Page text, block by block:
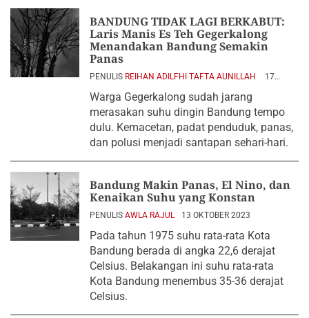
BANDUNG TIDAK LAGI BERKABUT:
Laris Manis Es Teh Gegerkalong
Menandakan Bandung Semakin
Panas
PENULIS REIHAN ADILFHI TAFTA AUNILLAH
17
Warga Gegerkalong sudah jarang
merasakan suhu dingin Bandung tempo
dulu. Kemacetan, padat penduduk, panas,
dan polusi menjadi santapan sehari-hari.
Bandung Makin Panas, El Nino, dan
Kenaikan Suhu yang Konstan
PENULIS AWLA RAJUL 13 OKTOBER 2023
Pada tahun 1975 suhu rata-rata Kota
Bandung berada di angka 22,6 derajat
Celsius. Belakangan ini suhu rata-rata
Kota Bandung menembus 35-36 derajat
Celsius.